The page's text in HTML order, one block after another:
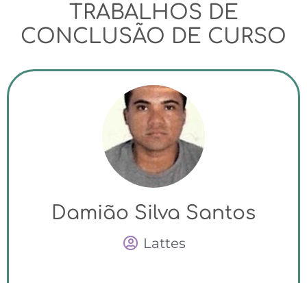
TRABALHOS DE
CONCLUSÃO DE CURSO
Damião Silva Santos
Lattes